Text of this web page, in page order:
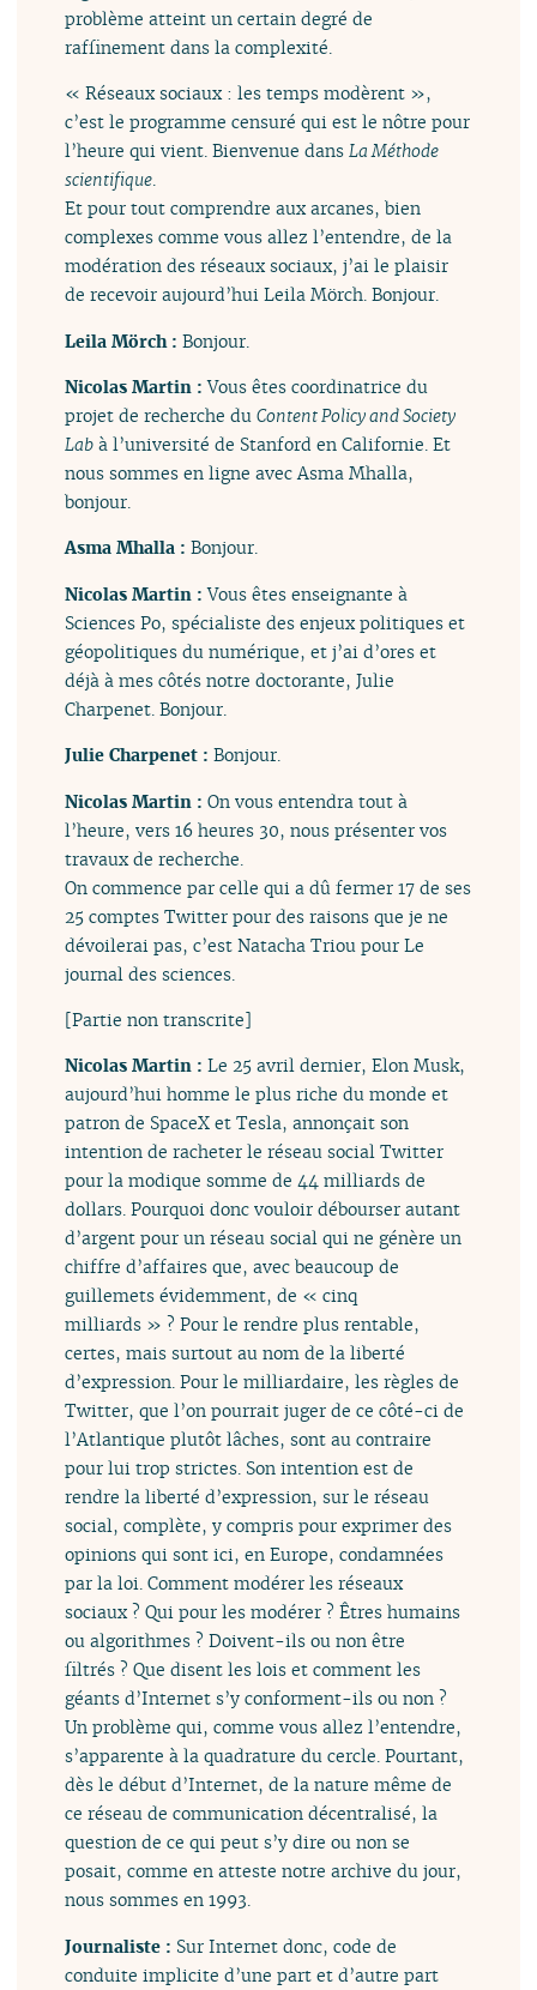
problème atteint un certain degré de
raffinement dans la complexité.
« Réseaux sociaux : les temps modèrent »,
c’est le programme censuré qui est le nôtre pour
l’heure qui vient. Bienvenue dansLa Méthode
scientifique.
Et pour tout comprendre aux arcanes, bien
complexes comme vous allez l’entendre, de la
modération des réseaux sociaux, j’ai le plaisir
de recevoir aujourd’hui Leila Mörch. Bonjour.
Leila Mörch :Bonjour.
Nicolas Martin :Vous êtes coordinatrice du
projet de recherche duContent Policy and Society
Lab à l’université de Stanford en Californie. Et
nous sommes en ligne avec Asma Mhalla,
bonjour.
Asma Mhalla :Bonjour.
Nicolas Martin :Vous êtes enseignante à
Sciences Po, spécialiste des enjeux politiques et
géopolitiques du numérique, et j’ai d’ores et
déjà à mes côtés notre doctorante, Julie
Charpenet. Bonjour.
Julie Charpenet :Bonjour.
Nicolas Martin :On vous entendra tout à
l’heure, vers 16 heures 30, nous présenter vos
travaux de recherche.
On commence par celle qui a dû fermer 17 de ses
25 comptes Twitter pour des raisons que je ne
dévoilerai pas, c’est Natacha Triou pour Le
journal des sciences.
[Partie non transcrite]
Nicolas Martin :Le 25 avril dernier, Elon Musk,
aujourd’hui homme le plus riche du monde et
patron de SpaceX et Tesla, annonçait son
intention de racheter le réseau social Twitter
pour la modique somme de 44 milliards de
dollars. Pourquoi donc vouloir débourser autant
d’argent pour un réseau social qui ne génère un
chiffre d’affaires que, avec beaucoup de
guillemets évidemment, de « cinq
milliards » ? Pour le rendre plus rentable,
certes, mais surtout au nom de la liberté
d’expression. Pour le milliardaire, les règles de
Twitter, que l’on pourrait juger de ce côté-ci de
l’Atlantique plutôt lâches, sont au contraire
pour lui trop strictes. Son intention est de
rendre la liberté d’expression, sur le réseau
social, complète, y compris pour exprimer des
opinions qui sont ici, en Europe, condamnées
par la loi. Comment modérer les réseaux
sociaux ? Qui pour les modérer ? Êtres humains
ou algorithmes ? Doivent-ils ou non être
filtrés ? Que disent les lois et comment les
géants d’Internet s’y conforment-ils ou non ?
Un problème qui, comme vous allez l’entendre,
s’apparente à la quadrature du cercle. Pourtant,
dès le début d’Internet, de la nature même de
ce réseau de communication décentralisé, la
question de ce qui peut s’y dire ou non se
posait, comme en atteste notre archive du jour,
nous sommes en 1993.
Journaliste : Sur Internet donc, code de
conduite implicite d’une part et d’autre part